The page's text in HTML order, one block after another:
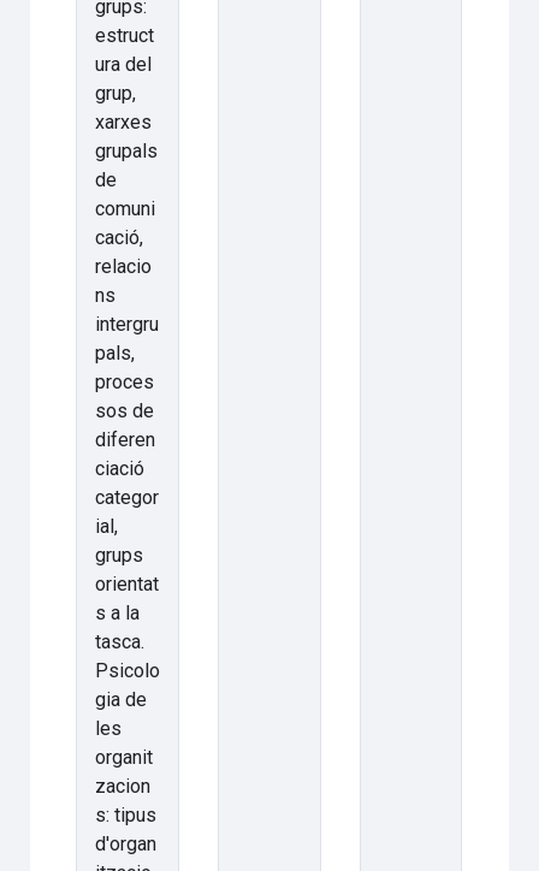
grups:
estruct
ura del
grup,
xarxes
grupals
de
comuni
cació,
relacio
ns
intergru
pals,
proces
sos de
diferen
ciació
categor
ial,
grups
orientat
s a la
tasca.
Psicolo
gia de
les
organit
zacion
s: tipus
d'organ